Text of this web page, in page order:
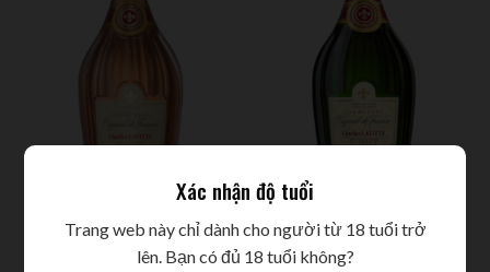
RƯỢU CHAMPAGNE PHÁP
CHARLES LAFITTE ORGUEIL
DE FRANCE – ROSÉ
RƯỢU CHAMPAGNE PHÁP
CHARLES LAFITTE ORGUEIL
DE FRANCE BRUT
Xác nhận độ tuổi
Trang web này chỉ dành cho người từ 18 tuổi trở
lên. Bạn có đủ 18 tuổi không?